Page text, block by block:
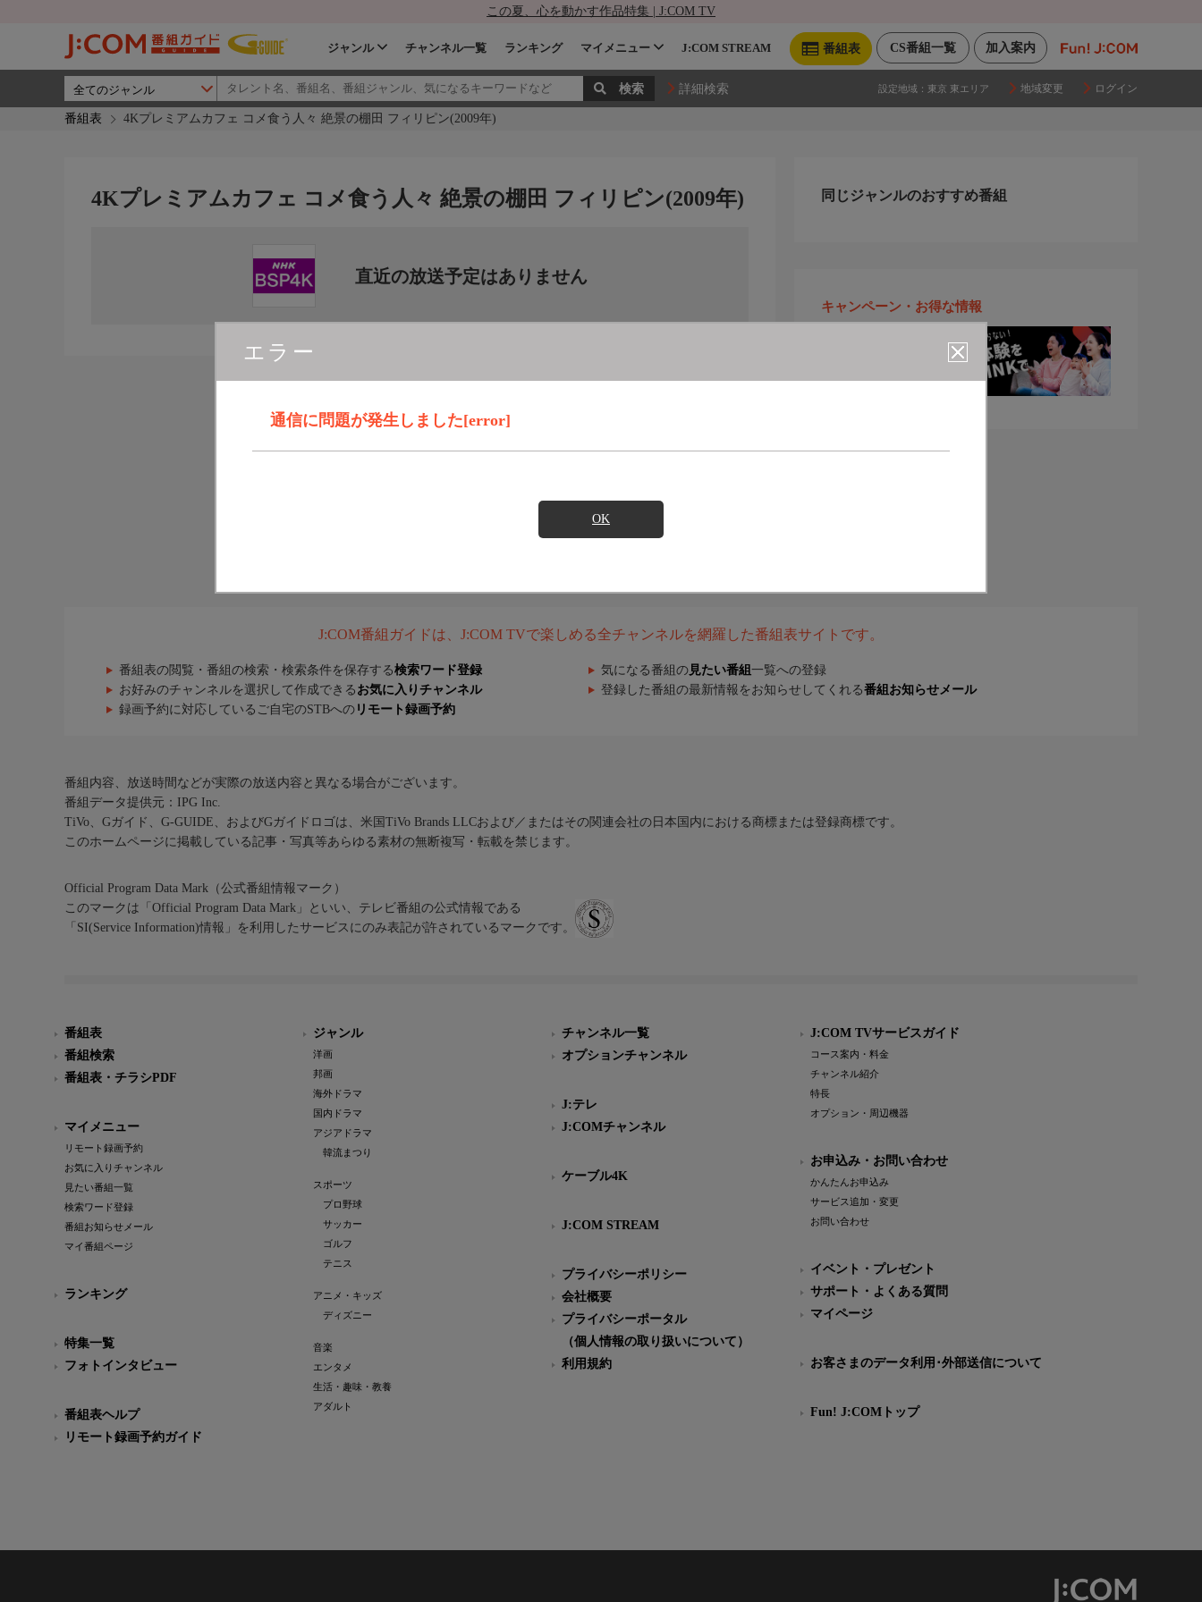
この夏、心を動かす作品特集 | J:COM TV
加入案内
CS番組一覧
番組表
ジャンル チャンネル一覧 ランキング マイメニュー J:COM STREAM
詳細検索 設定地域： 東京 東エリア 地域変更 ログイン
番組表 4Kプレミアムカフェ コメ食う人々 絶景の棚田 フィリピン(2009年)
エラー
通信に問題が発生しました[error]
OK
4Kプレミアムカフェ コメ食う人々 絶景の棚田 フィリピン(2009年)
直近の放送予定はありません
同じジャンルのおすすめ番組
キャンペーン・お得な情報
J:COM番組ガイドは、J:COM TVで楽しめる全チャンネルを網羅した番組表サイトです。
番組表の閲覧・番組の検索・検索条件を保存する検索ワード登録 気になる番組の 見たい番組 一覧への登録
お好みのチャンネルを選択して作成できる お気に入りチャンネル 登録した番組の最新情報をお知らせしてくれる番組お知らせメール
録画予約に対応しているご自宅のSTBへの リモート録画予約
番組内容、放送時間などが実際の放送内容と異なる場合がございます。
番組データ提供元：IPG Inc.
TiVo、Gガイド、G-GUIDE、およびGガイドロゴは、米国TiVo Brands LLCおよび／またはその関連会社の日本国内における商標または登録商標です。
このホームページに掲載している記事・写真等あらゆる素材の無断複写・転載を禁じます。
Official Program Data Mark（公式番組情報マーク）
このマークは「Official Program Data Mark」といい、テレビ番組の公式情報である
「SI(Service Information)情報」を利用したサービスにのみ表記が許されているマークです。
番組表
番組検索
番組表・チラシPDF
マイメニュー
リモート録画予約
お気に入りチャンネル
見たい番組一覧
検索ワード登録
番組お知らせメール
マイ番組ページ
ランキング
特集一覧
フォトインタビュー
番組表ヘルプ
リモート録画予約ガイド
ジャンル
洋画
邦画
海外ドラマ
国内ドラマ
アジアドラマ
韓流まつり
スポーツ
プロ野球
サッカー
ゴルフ
テニス
アニメ・キッズ
ディズニー
音楽
エンタメ
生活・趣味・教養
アダルト
チャンネル一覧
オプションチャンネル
J:テレ
J:COMチャンネル
ケーブル4K
J:COM STREAM
プライバシーポリシー
会社概要
プライバシーポータル
（個人情報の取り扱いについて）
利用規約
J:COM TVサービスガイド
コース案内・料金
チャンネル紹介
特長
オプション・周辺機器
お申込み・お問い合わせ
かんたんお申込み
サービス追加・変更
お問い合わせ
イベント・プレゼント
サポート・よくある質問
マイページ
お客さまのデータ利用･外部送信について
Fun! J:COMトップ